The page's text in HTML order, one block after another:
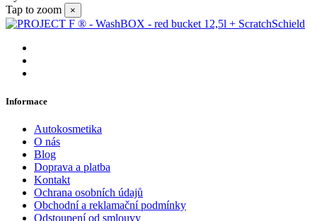
Tap to zoom
×
Informace
Autokosmetika
O nás
Blog
Doprava a platba
Kontakt
Ochrana osobních údajů
Obchodní a reklamační podmínky
Odstoupení od smlouvy